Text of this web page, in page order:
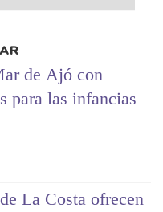
de Ajó con
para las infancias
La Costa ofrecen